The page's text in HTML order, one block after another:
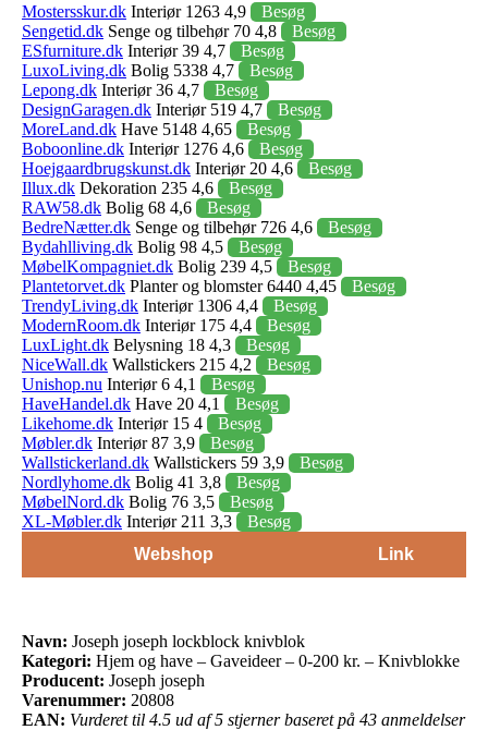
Mostersskur.dk Interiør 1263 4,9
Besøg
Sengetid.dk Senge og tilbehør 70 4,8
Besøg
ESfurniture.dk Interiør 39 4,7
Besøg
LuxoLiving.dk Bolig 5338 4,7
Besøg
Lepong.dk Interiør 36 4,7
Besøg
DesignGaragen.dk Interiør 519 4,7
Besøg
MoreLand.dk Have 5148 4,65
Besøg
Boboonline.dk Interiør 1276 4,6
Besøg
Hoejgaardbrugskunst.dk Interiør 20 4,6
Besøg
Illux.dk Dekoration 235 4,6
Besøg
RAW58.dk Bolig 68 4,6
Besøg
BedreNætter.dk Senge og tilbehør 726 4,6
Besøg
Bydahlliving.dk Bolig 98 4,5
Besøg
MøbelKompagniet.dk Bolig 239 4,5
Besøg
Plantetorvet.dk Planter og blomster 6440 4,45
Besøg
TrendyLiving.dk Interiør 1306 4,4
Besøg
ModernRoom.dk Interiør 175 4,4
Besøg
LuxLight.dk Belysning 18 4,3
Besøg
NiceWall.dk Wallstickers 215 4,2
Besøg
Unishop.nu Interiør 6 4,1
Besøg
HaveHandel.dk Have 20 4,1
Besøg
Likehome.dk Interiør 15 4
Besøg
Møbler.dk Interiør 87 3,9
Besøg
Wallstickerland.dk Wallstickers 59 3,9
Besøg
Nordlyhome.dk Bolig 41 3,8
Besøg
MøbelNord.dk Bolig 76 3,5
Besøg
XL-Møbler.dk Interiør 211 3,3
Besøg
Webshop
Link
Navn: Joseph joseph lockblock knivblok
Kategori: Hjem og have – Gaveideer – 0-200 kr. – Knivblokke
Producent: Joseph joseph
Varenummer: 20808
EAN: Vurderet til 4.5 ud af 5 stjerner baseret på 43 anmeldelser